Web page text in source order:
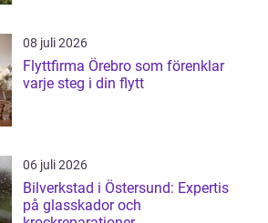
08 juli 2026
Flyttfirma Örebro som förenklar
varje steg i din flytt
06 juli 2026
Bilverkstad i Östersund: Expertis
på glasskador och